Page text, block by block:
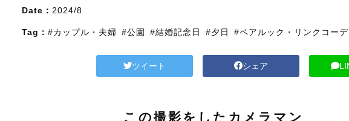
Date： 2024/8
Tag： #カップル・夫婦 #公園 #結婚記念日 #夕日 #ペアルック・リンクコーデ
ツイート シェア
この撮影をしたカメラマン